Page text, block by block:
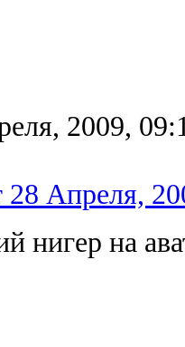
2009,
28 Апреля,
нигер на